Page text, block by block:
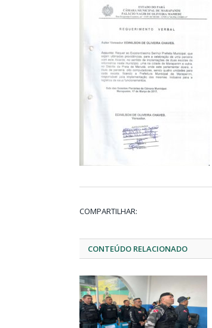
COMPARTILHAR:
CONTEÚDO RELACIONADO